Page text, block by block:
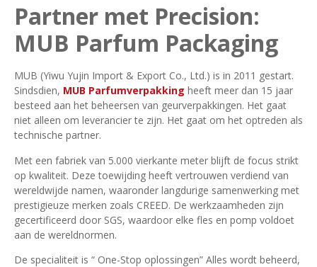
Partner met Precision:
MUB Parfum Packaging
MUB (Yiwu Yujin Import & Export Co., Ltd.) is in 2011 gestart.
Sindsdien, MUB Parfumverpakking heeft meer dan 15 jaar
besteed aan het beheersen van geurverpakkingen. Het gaat
niet alleen om leverancier te zijn. Het gaat om het optreden als
technische partner.
Met een fabriek van 5.000 vierkante meter blijft de focus strikt
op kwaliteit. Deze toewijding heeft vertrouwen verdiend van
wereldwijde namen, waaronder langdurige samenwerking met
prestigieuze merken zoals CREED. De werkzaamheden zijn
gecertificeerd door SGS, waardoor elke fles en pomp voldoet
aan de wereldnormen.
De specialiteit is “ One-Stop oplossingen” Alles wordt beheerd,